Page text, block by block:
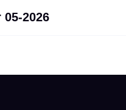
2026